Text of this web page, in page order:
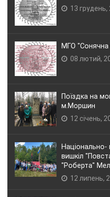
13 грудень,
МГО "Сонячна
08 лютий,
Поїздка на
м.Моршин
12 січень,
Національно-
вишкіл
"Роберта"
12 липень,